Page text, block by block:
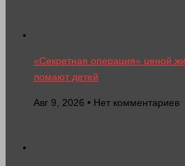
«Секретная операция» ценой
ломают детей
Авг 9, 2026 • Нет комментариев